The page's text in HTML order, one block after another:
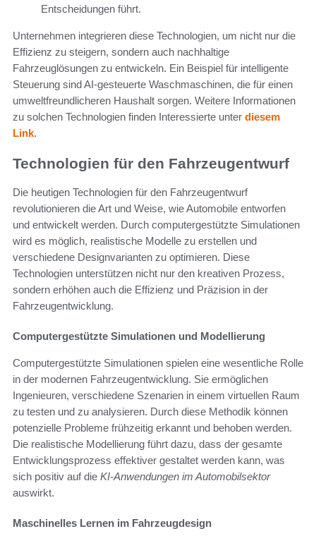
Entscheidungen führt.
Unternehmen integrieren diese Technologien, um nicht nur die
Effizienz zu steigern, sondern auch nachhaltige
Fahrzeuglösungen zu entwickeln. Ein Beispiel für intelligente
Steuerung sind AI-gesteuerte Waschmaschinen, die für einen
umweltfreundlicheren Haushalt sorgen. Weitere Informationen
zu solchen Technologien finden Interessierte unter diesem
Link.
Technologien für den Fahrzeugentwurf
Die heutigen Technologien für den Fahrzeugentwurf
revolutionieren die Art und Weise, wie Automobile entworfen
und entwickelt werden. Durch computergestützte Simulationen
wird es möglich, realistische Modelle zu erstellen und
verschiedene Designvarianten zu optimieren. Diese
Technologien unterstützen nicht nur den kreativen Prozess,
sondern erhöhen auch die Effizienz und Präzision in der
Fahrzeugentwicklung.
Computergestützte Simulationen und Modellierung
Computergestützte Simulationen spielen eine wesentliche Rolle
in der modernen Fahrzeugentwicklung. Sie ermöglichen
Ingenieuren, verschiedene Szenarien in einem virtuellen Raum
zu testen und zu analysieren. Durch diese Methodik können
potenzielle Probleme frühzeitig erkannt und behoben werden.
Die realistische Modellierung führt dazu, dass der gesamte
Entwicklungsprozess effektiver gestaltet werden kann, was
sich positiv auf die KI-Anwendungen im Automobilsektor
auswirkt.
Maschinelles Lernen im Fahrzeugdesign